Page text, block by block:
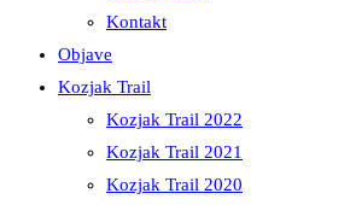
Kontakt
Objave
Kozjak Trail
Kozjak Trail 2022
Kozjak Trail 2021
Kozjak Trail 2020